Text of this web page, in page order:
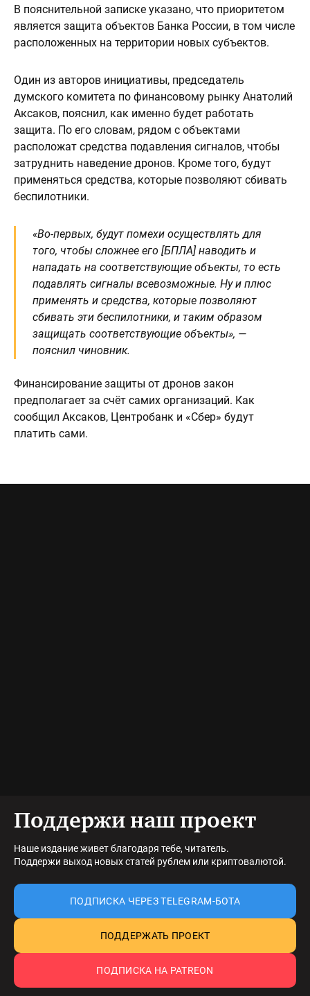
В пояснительной записке указано, что приоритетом
является защита объектов Банка России, в том числе
расположенных на территории новых субъектов.
Один из авторов инициативы, председатель
думского комитета по финансовому рынку Анатолий
Аксаков, пояснил, как именно будет работать
защита. По его словам, рядом с объектами
расположат средства подавления сигналов, чтобы
затруднить наведение дронов. Кроме того, будут
применяться средства, которые позволяют сбивать
беспилотники.
«Во-первых, будут помехи осуществлять для
того, чтобы сложнее его [БПЛА] наводить и
нападать на соответствующие объекты, то есть
подавлять сигналы всевозможные. Ну и плюс
применять и средства, которые позволяют
сбивать эти беспилотники, и таким образом
защищать соответствующие объекты», —
пояснил чиновник.
Финансирование защиты от дронов закон
предполагает за счёт самих организаций. Как
сообщил Аксаков, Центробанк и «Сбер» будут
платить сами.
Поддержи наш проект
Наше издание живет благодаря тебе, читатель.
Поддержи выход новых статей рублем или криптовалютой.
ПОДПИСКА ЧЕРЕЗ TELEGRAM-БОТА
ПОДДЕРЖАТЬ ПРОЕКТ
ПОДПИСКА НА PATREON